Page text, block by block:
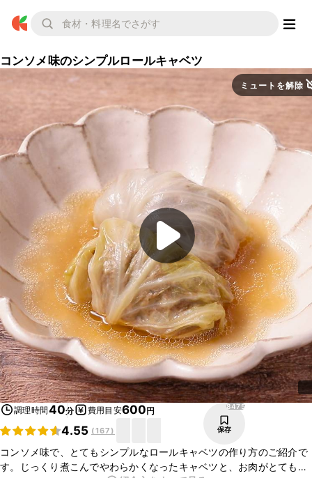
コンソメ味のシンプルロールキャベツ
ミュートを解除
調理時間40分 費用目安600円
4.55 (167)
8475
保存
コンソメ味で、とてもシンプルなロールキャベツの作り方のご紹介で
す。じっくり煮こんでやわらかくなったキャベツと、お肉がとてもよ